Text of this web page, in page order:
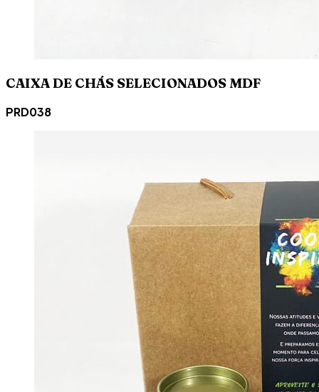
CAIXA DE CHÁS SELECIONADOS MDF
PRD038